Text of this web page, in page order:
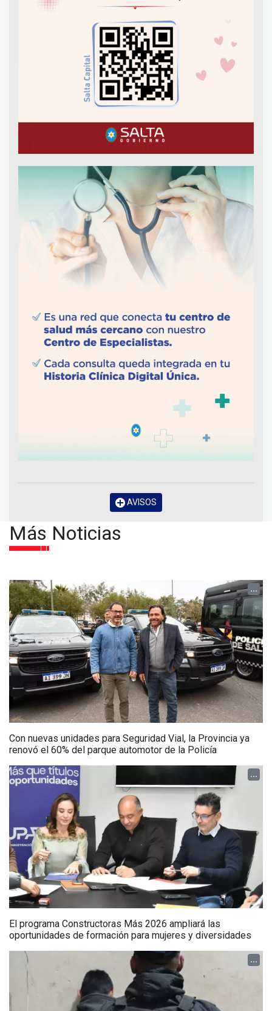
AVISOS
Más Noticias
...
Con nuevas unidades para Seguridad Vial, la Provincia ya
renovó el 60% del parque automotor de la Policía
...
El programa Constructoras Más 2026 ampliará las
oportunidades de formación para mujeres y diversidades
...